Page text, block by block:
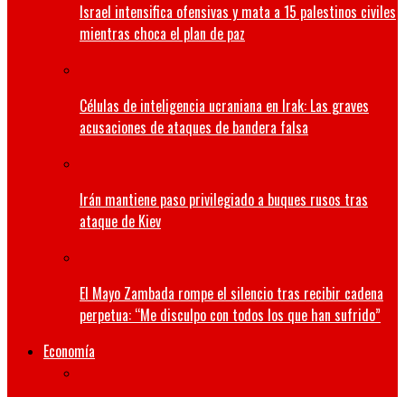
Israel intensifica ofensivas y mata a 15 palestinos civiles
mientras choca el plan de paz
Células de inteligencia ucraniana en Irak: Las graves
acusaciones de ataques de bandera falsa
Irán mantiene paso privilegiado a buques rusos tras
ataque de Kiev
El Mayo Zambada rompe el silencio tras recibir cadena
perpetua: “Me disculpo con todos los que han sufrido”
Economía